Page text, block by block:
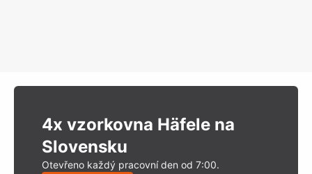
4x vzorkovna Häfele na
Slovensku
Otevřeno každý pracovní den od 7:00.